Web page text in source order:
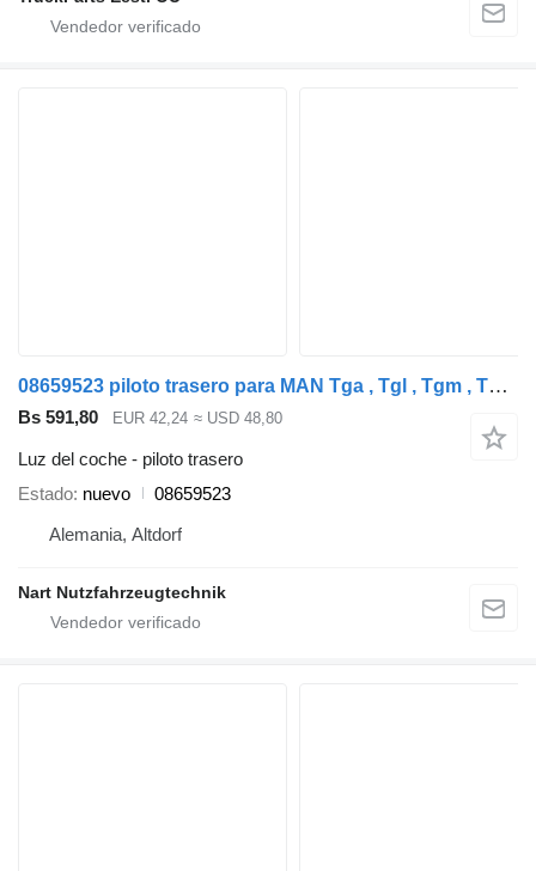
08659523 piloto trasero para MAN Tga , Tgl , Tgm , Tgs , Tgx cabeza tractora
Bs 591,80 EUR 42,24 ≈ USD 48,80
Luz del coche - piloto trasero
Estado nuevo
08659523
Alemania, Altdorf
Nart Nutzfahrzeugtechnik